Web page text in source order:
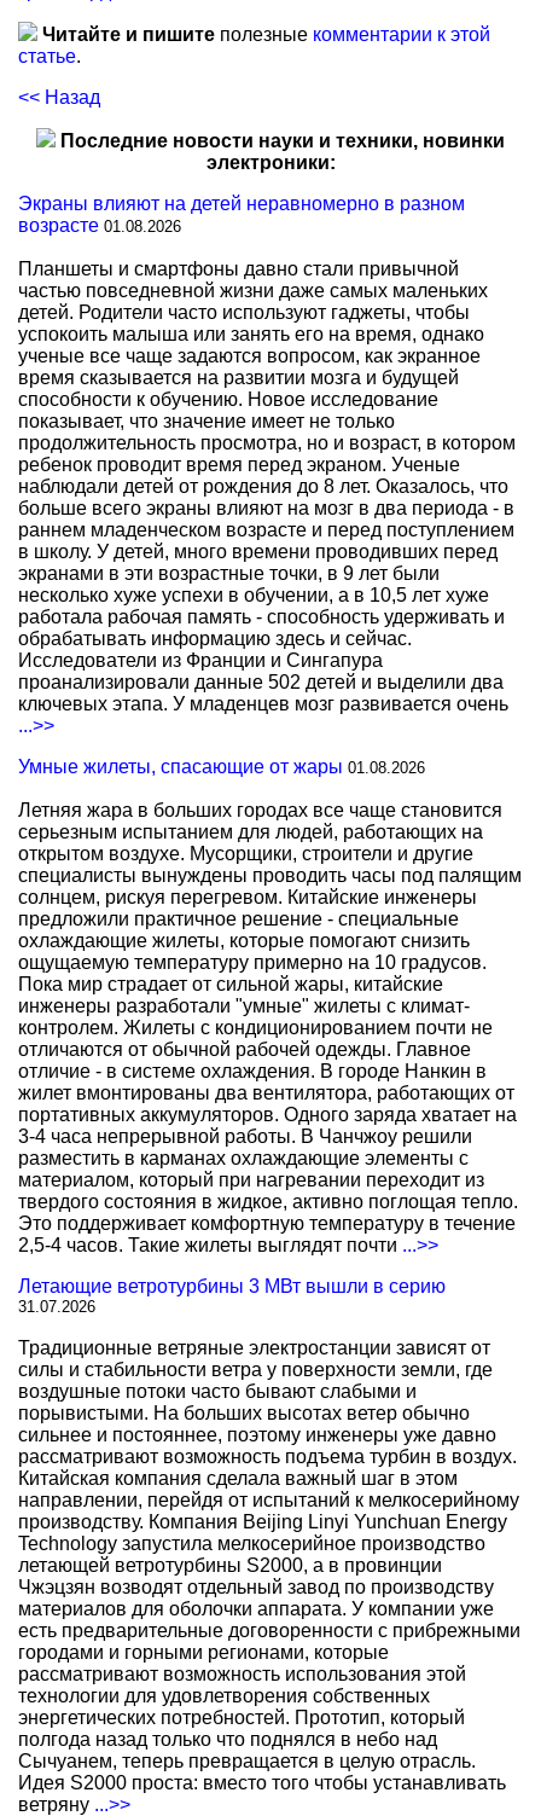
Читайте и пишите полезные комментарии к этой
статье.
<< Назад
Последние новости науки и техники, новинки
электроники:
Экраны влияют на детей неравномерно в разном
возрасте 01.08.2026
Планшеты и смартфоны давно стали привычной
частью повседневной жизни даже самых маленьких
детей. Родители часто используют гаджеты, чтобы
успокоить малыша или занять его на время, однако
ученые все чаще задаются вопросом, как экранное
время сказывается на развитии мозга и будущей
способности к обучению. Новое исследование
показывает, что значение имеет не только
продолжительность просмотра, но и возраст, в котором
ребенок проводит время перед экраном. Ученые
наблюдали детей от рождения до 8 лет. Оказалось, что
больше всего экраны влияют на мозг в два периода - в
раннем младенческом возрасте и перед поступлением
в школу. У детей, много времени проводивших перед
экранами в эти возрастные точки, в 9 лет были
несколько хуже успехи в обучении, а в 10,5 лет хуже
работала рабочая память - способность удерживать и
обрабатывать информацию здесь и сейчас.
Исследователи из Франции и Сингапура
проанализировали данные 502 детей и выделили два
ключевых этапа. У младенцев мозг развивается очень
...>>
Умные жилеты, спасающие от жары 01.08.2026
Летняя жара в больших городах все чаще становится
серьезным испытанием для людей, работающих на
открытом воздухе. Мусорщики, строители и другие
специалисты вынуждены проводить часы под палящим
солнцем, рискуя перегревом. Китайские инженеры
предложили практичное решение - специальные
охлаждающие жилеты, которые помогают снизить
ощущаемую температуру примерно на 10 градусов.
Пока мир страдает от сильной жары, китайские
инженеры разработали "умные" жилеты с климат-
контролем. Жилеты с кондиционированием почти не
отличаются от обычной рабочей одежды. Главное
отличие - в системе охлаждения. В городе Нанкин в
жилет вмонтированы два вентилятора, работающих от
портативных аккумуляторов. Одного заряда хватает на
3-4 часа непрерывной работы. В Чанчжоу решили
разместить в карманах охлаждающие элементы с
материалом, который при нагревании переходит из
твердого состояния в жидкое, активно поглощая тепло.
Это поддерживает комфортную температуру в течение
2,5-4 часов. Такие жилеты выглядят почти ...>>
Летающие ветротурбины 3 МВт вышли в серию
31.07.2026
Традиционные ветряные электростанции зависят от
силы и стабильности ветра у поверхности земли, где
воздушные потоки часто бывают слабыми и
порывистыми. На больших высотах ветер обычно
сильнее и постояннее, поэтому инженеры уже давно
рассматривают возможность подъема турбин в воздух.
Китайская компания сделала важный шаг в этом
направлении, перейдя от испытаний к мелкосерийному
производству. Компания Beijing Linyi Yunchuan Energy
Technology запустила мелкосерийное производство
летающей ветротурбины S2000, а в провинции
Чжэцзян возводят отдельный завод по производству
материалов для оболочки аппарата. У компании уже
есть предварительные договоренности с прибрежными
городами и горными регионами, которые
рассматривают возможность использования этой
технологии для удовлетворения собственных
энергетических потребностей. Прототип, который
полгода назад только что поднялся в небо над
Сычуанем, теперь превращается в целую отрасль.
Идея S2000 проста: вместо того чтобы устанавливать
ветряну ...>>